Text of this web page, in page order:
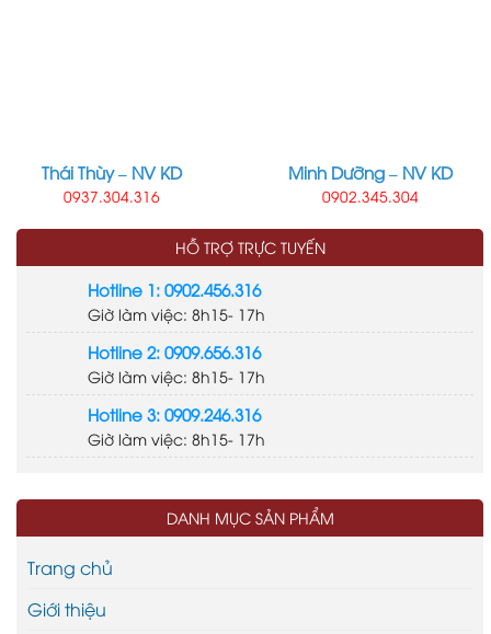
HỖ TRỢ TRỰC TUYẾN
Hotline 1: 0902.456.316
Giờ làm việc: 8h15- 17h
Hotline 2: 0909.656.316
Giờ làm việc: 8h15- 17h
Hotline 3: 0909.246.316
Giờ làm việc: 8h15- 17h
DANH MỤC SẢN PHẨM
Trang chủ
Giới thiệu
Thái Thùy – NV KD
0937.304.316
Minh Dưỡng – NV KD
0902.345.304